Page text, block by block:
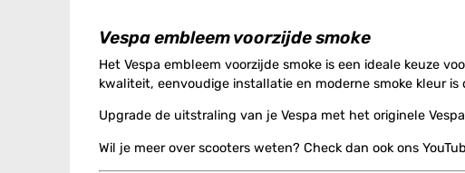
Vespa embleem voorzijde smoke
Het Vespa embleem voorzijde smoke is een ideale keuze
kwaliteit, eenvoudige installatie en moderne smoke kleur
Upgrade de uitstraling van je Vespa met het originele
Wil je meer over scooters weten? Check dan ook ons